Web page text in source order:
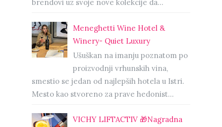
brendovi uz svoje nove kolekcije da...
Meneghetti Wine Hotel &
Winery- Quiet Luxury
Ušuškan na imanju poznatom po
proizvodnji vrhunskih vina,
smestio se jedan od najlepših hotela u Istri.
Mesto kao stvoreno za prave hedonist...
VICHY LIFTACTIV 🎁Nagradna